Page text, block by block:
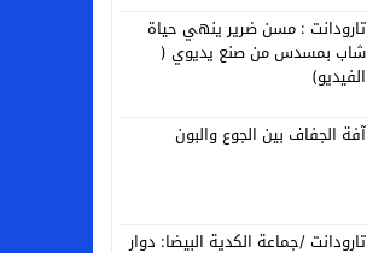
تارودانت : مسن ضرير ينهي حياة
شاب بمسدس من صنع يديوي (
الفيديو)
آفة الجفاف بين الجوع والبون
تارودانت /جماعة الكدية البيضا: دوار